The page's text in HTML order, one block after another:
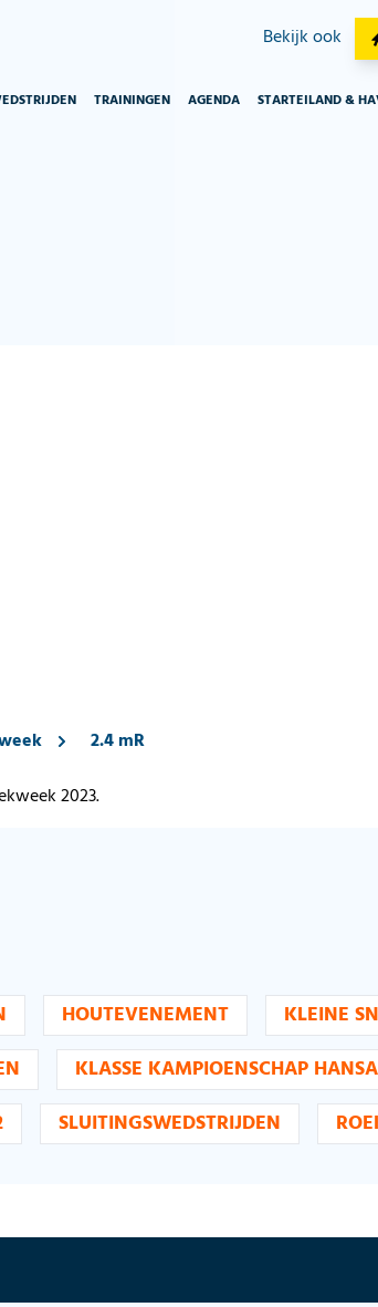
Bekijk ook
TRAININGEN AGENDA STARTEILAND &
2.4 mR
2023.
HOUTEVENEMENT
KLEINE
KLASSE KAMPIOENSCHAP HANSA
SLUITINGSWEDSTRIJDEN